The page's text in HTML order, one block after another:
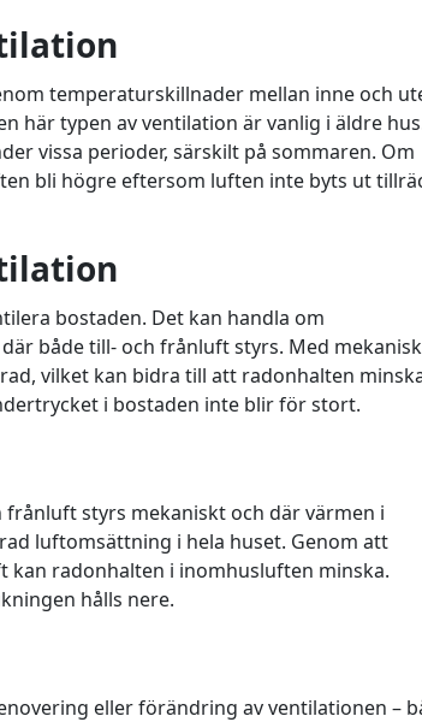
temperaturskillnader mellan inne och
här typen av ventilation är vanlig i äldre
vissa perioder, särskilt på sommaren. Om
bli högre eftersom luften inte byts ut
bostaden. Det kan handla om
både till- och frånluft styrs. Med mekanisk
vilket kan bidra till att radonhalten
i bostaden inte blir för stort.
styrs mekaniskt och där värmen i
luftomsättning i hela huset. Genom att
radonhalten i inomhusluften minska.
hålls nere.
eller förändring av ventilationen –